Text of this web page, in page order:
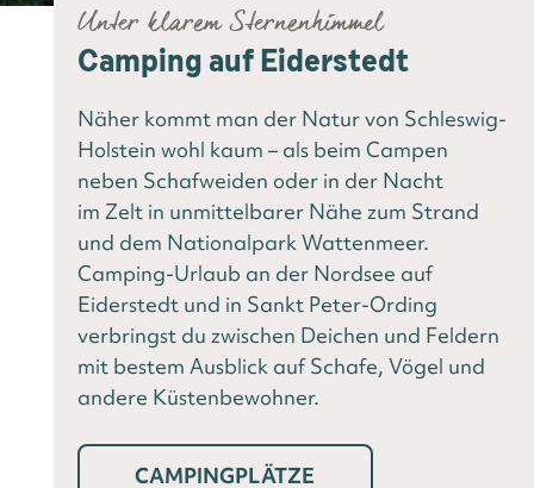
Unter klarem Sternenhimmel
Camping auf Eiderstedt
Näher kommt man der Natur von Schleswig-
Holstein wohl kaum – als beim Campen
neben Schafweiden oder in der Nacht
im Zelt in unmittelbarer Nähe zum Strand
und dem Nationalpark Wattenmeer.
Camping-Urlaub an der Nordsee auf
Eiderstedt und in Sankt Peter-Ording
verbringst du zwischen Deichen und Feldern
mit bestem Ausblick auf Schafe, Vögel und
andere Küstenbewohner.
CAMPINGPLÄTZE